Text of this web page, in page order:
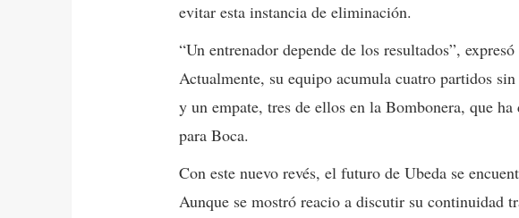
evitar esta instancia de eliminación.
“Un entrenador depende de los resultados”,
Actualmente, su equipo acumula cuatro partidos
y un empate, tres de ellos en la Bombonera, que
para Boca.
Con este nuevo revés, el futuro de Ubeda se
Aunque se mostró reacio a discutir su continuidad